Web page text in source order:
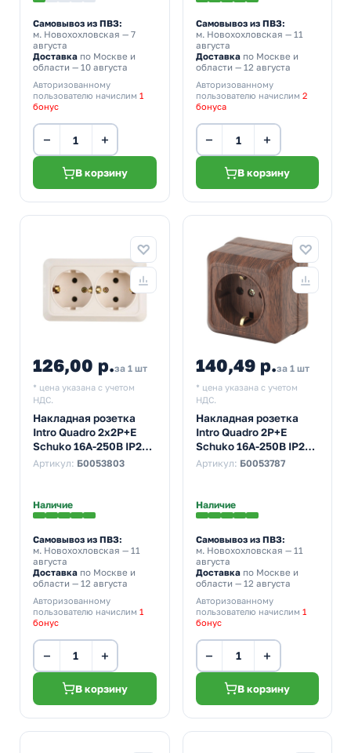
Самовывоз из ПВЗ:
м. Новохохловская — 7
августа
Доставка по Москве и
области — 10 августа
Авторизованному
пользователю начислим 1
бонус
− +
В корзину
Самовывоз из ПВЗ:
м. Новохохловская — 11
августа
Доставкапо Москве и
области — 12 августа
Авторизованному
пользователю начислим 2
бонуса
− +
В корзину
126,00 р.за 1 шт
* цена указана с учетом
НДС.
Накладная розетка
Intro Quadro 2х2P+E
Schuko 16А-250В IP20
слоновая кость 2-204-
Артикул: Б0053803
Наличие
Самовывоз из ПВЗ:
м. Новохохловская — 11
августа
Доставка по Москве и
области — 12 августа
Авторизованному
пользователю начислим 1
бонус
− +
В корзину
140,49 р.за 1 шт
* цена указана с учетом
НДС.
Накладная розетка
Intro Quadro 2P+E
Schuko 16А-250В IP20
венге 2-202-10
Артикул: Б0053787
Наличие
Самовывоз из ПВЗ:
м. Новохохловская — 11
августа
Доставкапо Москве и
области — 12 августа
Авторизованному
пользователю начислим 1
бонус
− +
В корзину